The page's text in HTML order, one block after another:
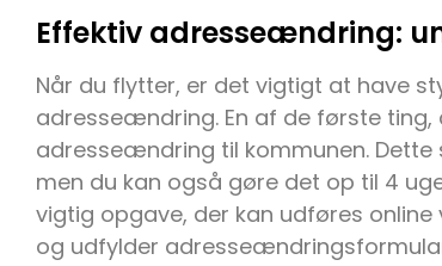
Effektiv adresseændring:
Når du flytter, er det vigtigt at have
adresseændring. En af de første ting,
adresseændring til kommunen.
men du kan også gøre det op til 4
vigtig opgave, der kan udføres online
og udfylder